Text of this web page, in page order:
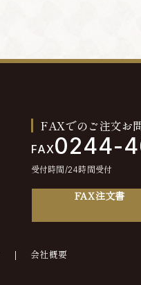
FAXでのご注文お
FAX0244-
受付時間/24時間受付
FAX注文書
会社概要